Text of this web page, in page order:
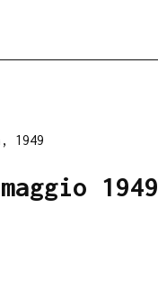
1949
1949